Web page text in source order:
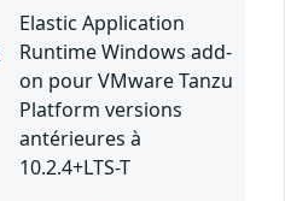
Elastic Application
Runtime Windows add-
on pour VMware Tanzu
Platform versions
antérieures à
10.2.4+LTS-T